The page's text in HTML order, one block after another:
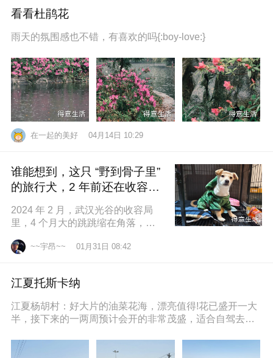
看看杜鹃花
雨天的氛围感也不错，有喜欢的吗{:boy-love:}
在一起的美好 04月14日 10:29
谁能想到，这只 “野到骨子里”
的旅行犬，2 年前还在收容所
2024 年 2 月，武汉光谷的收容局
里，4 个月大的跳跳缩在角落，土
的眼睛怯生生望着来人。我们俱乐
~~宇昂~~ 01月31日 08:42
江夏托斯卡纳
江夏杨胡村：好大片的油菜花海，漂亮值得!花已盛开一大
半，接下来的一两周预计会开的非常茂盛，适合自驾去拍